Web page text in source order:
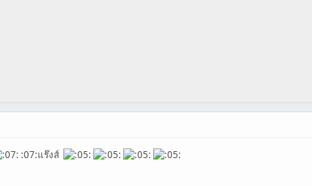
:07:แร๊งส์